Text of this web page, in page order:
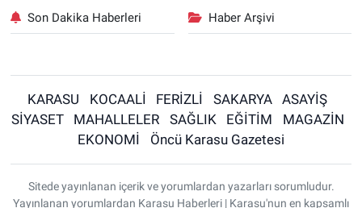
Son Dakika Haberleri Haber Arşivi
KARASU KOCAALİ FERİZLİ SAKARYA
ASAYİŞ
SİYASET
MAHALLELER SAĞLIK EĞİTİM
MAGAZİN
EKONOMİ
Öncü Karasu Gazetesi
Sitede yayınlanan içerik ve yorumlardan yazarları sorumludur.
Yayınlanan yorumlardan Karasu Haberleri | Karasu'nun en kapsamlı